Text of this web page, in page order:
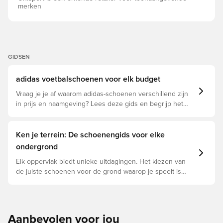
merken
GIDSEN
adidas voetbalschoenen voor elk budget
Vraag je je af waarom adidas-schoenen verschillend zijn
in prijs en naamgeving? Lees deze gids en begrijp het
Ken je terrein: De schoenengids voor elke
ondergrond
Elk oppervlak biedt unieke uitdagingen. Het kiezen van
de juiste schoenen voor de grond waarop je speelt is
Aanbevolen voor jou